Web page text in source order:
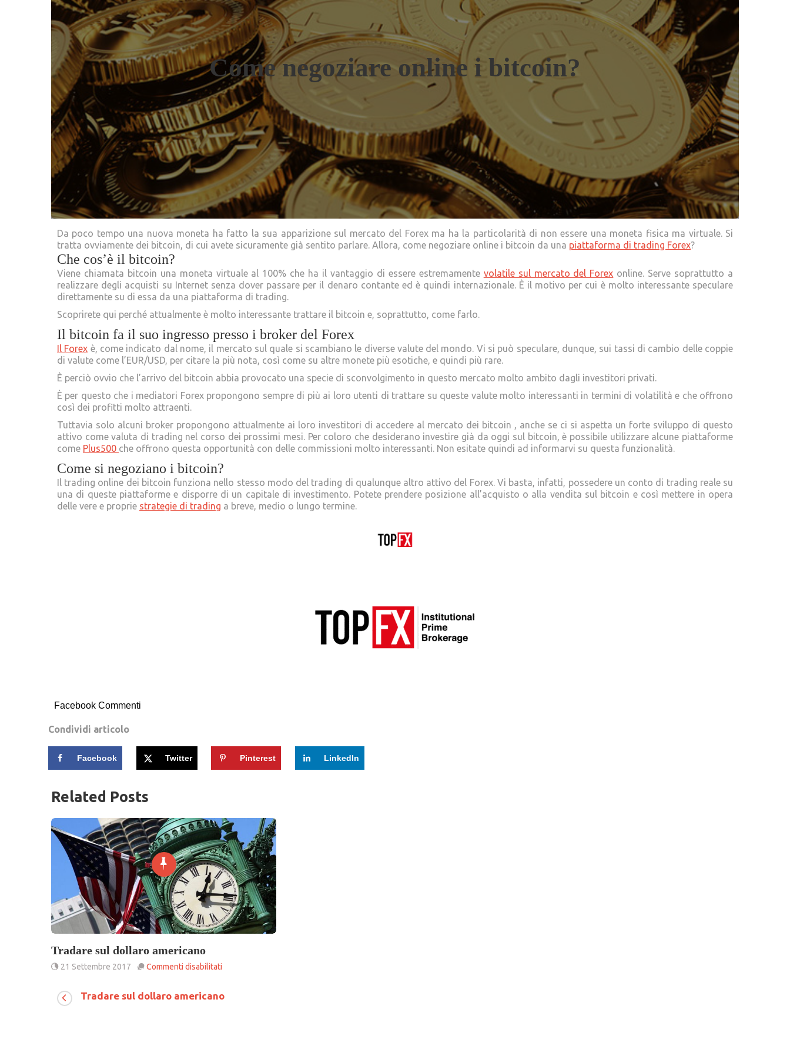
Come negoziare online i bitcoin?
Da poco tempo una nuova moneta ha fatto la sua apparizione sul mercato del Forex ma ha la particolarità di non essere una moneta fisica ma virtuale. Si
tratta ovviamente dei bitcoin, di cui avete sicuramente già sentito parlare. Allora, come negoziare online i bitcoin da una piattaforma di trading Forex?
Che cos’è il bitcoin?
Viene chiamata bitcoin una moneta virtuale al 100% che ha il vantaggio di essere estremamente volatile sul mercato del Forex online. Serve soprattutto a
realizzare degli acquisti su Internet senza dover passare per il denaro contante ed è quindi internazionale. È il motivo per cui è molto interessante speculare
direttamente su di essa da una piattaforma di trading.
Scoprirete qui perché attualmente è molto interessante trattare il bitcoin e, soprattutto, come farlo.
Il bitcoin fa il suo ingresso presso i broker del Forex
Il Forex è, come indicato dal nome, il mercato sul quale si scambiano le diverse valute del mondo. Vi si può speculare, dunque, sui tassi di cambio delle coppie
di valute come l’EUR/USD, per citare la più nota, così come su altre monete più esotiche, e quindi più rare.
È perciò ovvio che l’arrivo del bitcoin abbia provocato una specie di sconvolgimento in questo mercato molto ambito dagli investitori privati.
È per questo che i mediatori Forex propongono sempre di più ai loro utenti di trattare su queste valute molto interessanti in termini di volatilità e che offrono
così dei profitti molto attraenti.
Tuttavia solo alcuni broker propongono attualmente ai loro investitori di accedere al mercato dei bitcoin , anche se ci si aspetta un forte sviluppo di questo
attivo come valuta di trading nel corso dei prossimi mesi. Per coloro che desiderano investire già da oggi sul bitcoin, è possibile utilizzare alcune piattaforme
come Plus500 che offrono questa opportunità con delle commissioni molto interessanti. Non esitate quindi ad informarvi su questa funzionalità.
Come si negoziano i bitcoin?
Il trading online dei bitcoin funziona nello stesso modo del trading di qualunque altro attivo del Forex. Vi basta, infatti, possedere un conto di trading reale su
una di queste piattaforme e disporre di un capitale di investimento. Potete prendere posizione all’acquisto o alla vendita sul bitcoin e così mettere in opera
delle vere e proprie strategie di trading a breve, medio o lungo termine.
Facebook Commenti
Condividi articolo
Facebook Twitter Pinterest LinkedIn
Related Posts
Tradare sul dollaro americano
21 Settembre 2017 Commenti disabilitati
dollaro
Tradare sul dollaro americano